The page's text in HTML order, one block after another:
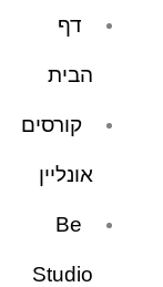
דף
הבית
קורסים
אונליין
Be
Studio